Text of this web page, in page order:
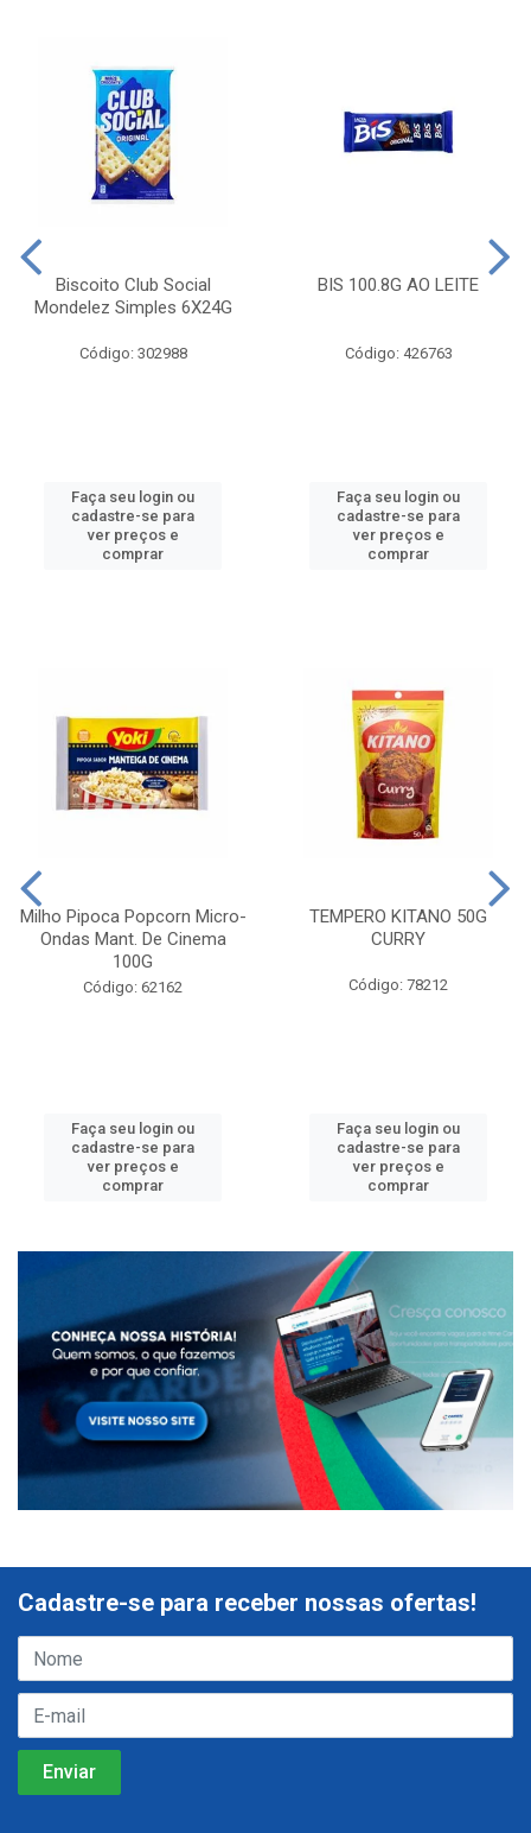
Biscoito Club Social
Mondelez Simples 6X24G
Código: 302988
Faça seu login ou
cadastre-se para
ver preços e
comprar
BIS 100.8G AO LEITE
Código: 426763
Faça seu login ou
cadastre-se para
ver preços e
comprar
Milho Pipoca Popcorn Micro-
Ondas Mant. De Cinema
100G
Código: 62162
Faça seu login ou
cadastre-se para
ver preços e
comprar
TEMPERO KITANO 50G
CURRY
Código: 78212
Faça seu login ou
cadastre-se para
ver preços e
comprar
Cadastre-se para receber nossas ofertas!